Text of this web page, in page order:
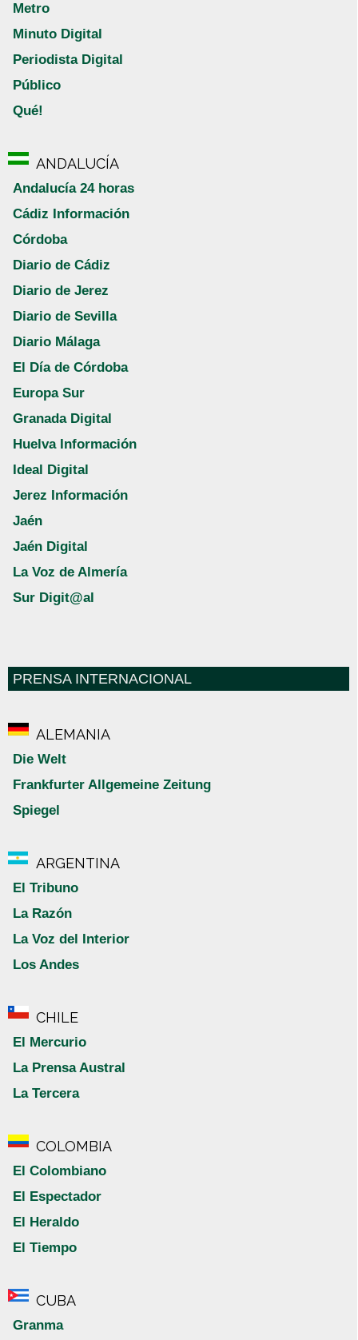
Metro
Minuto Digital
Periodista Digital
Público
Qué!
ANDALUCÍA
Andalucía 24 horas
Cádiz Información
Córdoba
Diario de Cádiz
Diario de Jerez
Diario de Sevilla
Diario Málaga
El Día de Córdoba
Europa Sur
Granada Digital
Huelva Información
Ideal Digital
Jerez Información
Jaén
Jaén Digital
La Voz de Almería
Sur Digit@al
PRENSA INTERNACIONAL
ALEMANIA
Die Welt
Frankfurter Allgemeine Zeitung
Spiegel
ARGENTINA
El Tribuno
La Razón
La Voz del Interior
Los Andes
CHILE
El Mercurio
La Prensa Austral
La Tercera
COLOMBIA
El Colombiano
El Espectador
El Heraldo
El Tiempo
CUBA
Granma